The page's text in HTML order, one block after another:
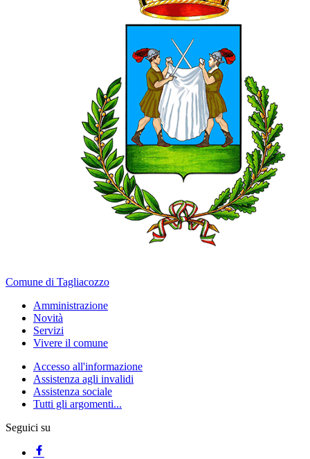
Comune di Tagliacozzo
Amministrazione
Novità
Servizi
Vivere il comune
Accesso all'informazione
Assistenza agli invalidi
Assistenza sociale
Tutti gli argomenti...
Seguici su